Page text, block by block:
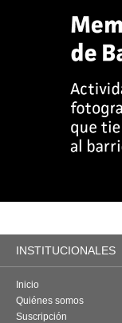
INSTITUCIONALES
Inicio
Quiénes somos
Suscripción